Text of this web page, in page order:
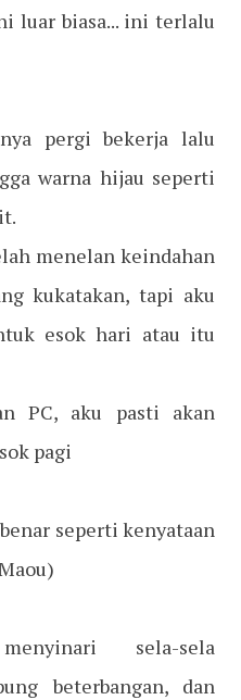
luar biasa... ini terlalu
pergi bekerja lalu
warna hijau seperti
menelan keindahan
kukatakan, tapi aku
esok hari atau itu
PC, aku pasti akan
pagi
seperti kenyataan
sela-sela
beterbangan, dan